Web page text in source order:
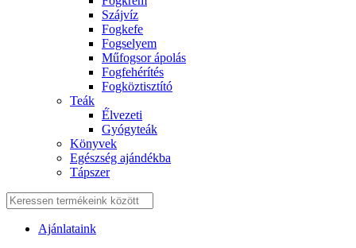
Szájvíz
Fogkefe
Fogselyem
Műfogsor ápolás
Fogfehérítés
Fogköztisztító
Teák
É́lvezeti
Gyógyteák
Könyvek
Egészség ajándékba
Tápszer
Ajánlataink